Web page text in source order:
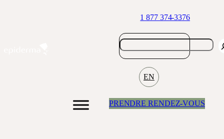
1 877 374-3376
EN
PRENDRE RENDEZ-VOUS